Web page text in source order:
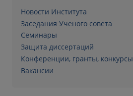
Новости Института
Заседания Ученого совета
Семинары
Защита диссертаций
Конференции, гранты, конкурсы
Вакансии